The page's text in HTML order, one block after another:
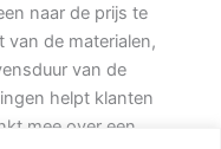
naar de prijs te
van de materialen,
van de
helpt klanten
mee over een